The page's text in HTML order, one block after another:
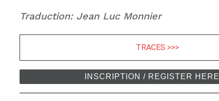
Traduction: Jean Luc Monnier
TRACES >>>
INSCRIPTION / REGISTER